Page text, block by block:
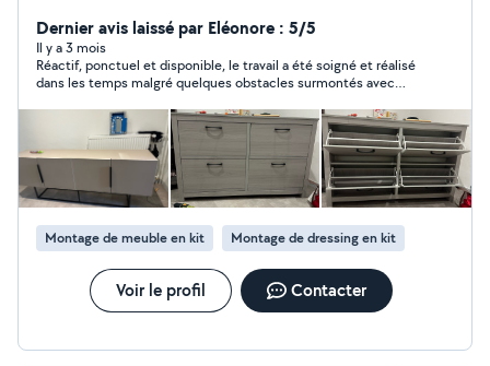
Dernier avis laissé par Eléonore : 5/5
Il y a 3 mois
Réactif, ponctuel et disponible, le travail a été soigné et réalisé
dans les temps malgré quelques obstacles surmontés avec
portes. Je recommande à 100 % 🙂
Montage de meuble en kit Montage de dressing en kit
Voir le profil Contacter